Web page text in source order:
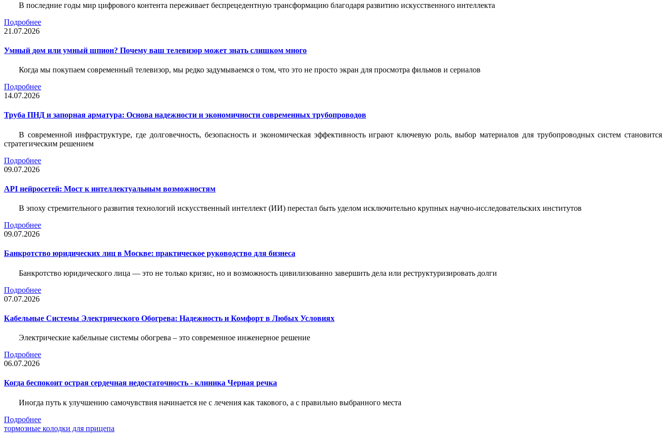
В последние годы мир цифрового контента переживает беспрецедентную трансформацию благодаря развитию искусственного интеллекта
Подробнее
21.07.2026
Умный дом или умный шпион? Почему ваш телевизор может знать слишком много
Когда мы покупаем современный телевизор, мы редко задумываемся о том, что это не просто экран для просмотра фильмов и сериалов
Подробнее
14.07.2026
Труба ПНД и запорная арматура: Основа надежности и экономичности современных трубопроводов
В современной инфраструктуре, где долговечность, безопасность и экономическая эффективность играют ключевую роль, выбор материалов для трубопроводных систем становится
стратегическим решением
Подробнее
09.07.2026
API нейросетей: Мост к интеллектуальным возможностям
В эпоху стремительного развития технологий искусственный интеллект (ИИ) перестал быть уделом исключительно крупных научно-исследовательских институтов
Подробнее
09.07.2026
Банкротство юридических лиц в Москве: практическое руководство для бизнеса
Банкротство юридического лица — это не только кризис, но и возможность цивилизованно завершить дела или реструктуризировать долги
Подробнее
07.07.2026
Кабельные Системы Электрического Обогрева: Надежность и Комфорт в Любых Условиях
Электрические кабельные системы обогрева – это современное инженерное решение
Подробнее
06.07.2026
Когда беспокоит острая сердечная недостаточность - клиника Черная речка
Иногда путь к улучшению самочувствия начинается не с лечения как такового, а с правильно выбранного места
Подробнее
тормозные колодки для прицепа